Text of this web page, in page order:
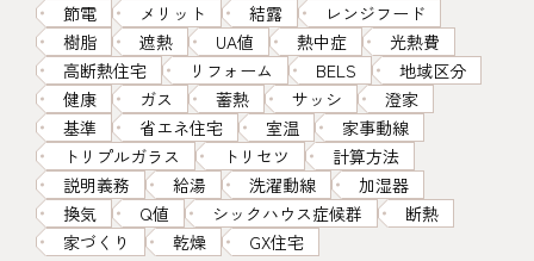
節電
メリット 結露
レンジフード
樹脂
遮熱 UA値 熱中症
光熱費
高断熱住宅
リフォーム BELS
地域区分
健康
ガス 蓄熱 サッシ
澄家
基準
省エネ住宅 室温
家事動線
トリプルガラス
トリセツ
計算方法
説明義務
給湯 洗濯動線
加湿器
換気
Q値 シックハウス症候群
断熱
家づくり
乾燥 GX住宅